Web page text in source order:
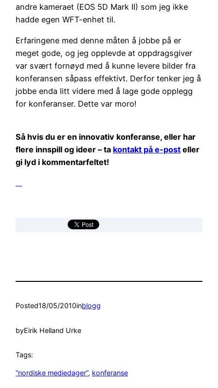
andre kameraet (EOS 5D Mark II) som jeg ikke
hadde egen WFT-enhet til.
Erfaringene med denne måten å jobbe på er
meget gode, og jeg opplevde at oppdragsgiver
var svært fornøyd med å kunne levere bilder fra
konferansen såpass effektivt. Derfor tenker jeg å
jobbe enda litt videre med å lage gode opplegg
for konferanser. Dette var moro!
Så hvis du er en innovativ konferanse, eller har
flere innspill og ideer – ta kontakt på e-post eller
gi lyd i kommentarfeltet!
Posted18/05/2010inblogg
byEirik Helland Urke
Tags:
“nordiske mediedager”, konferanse